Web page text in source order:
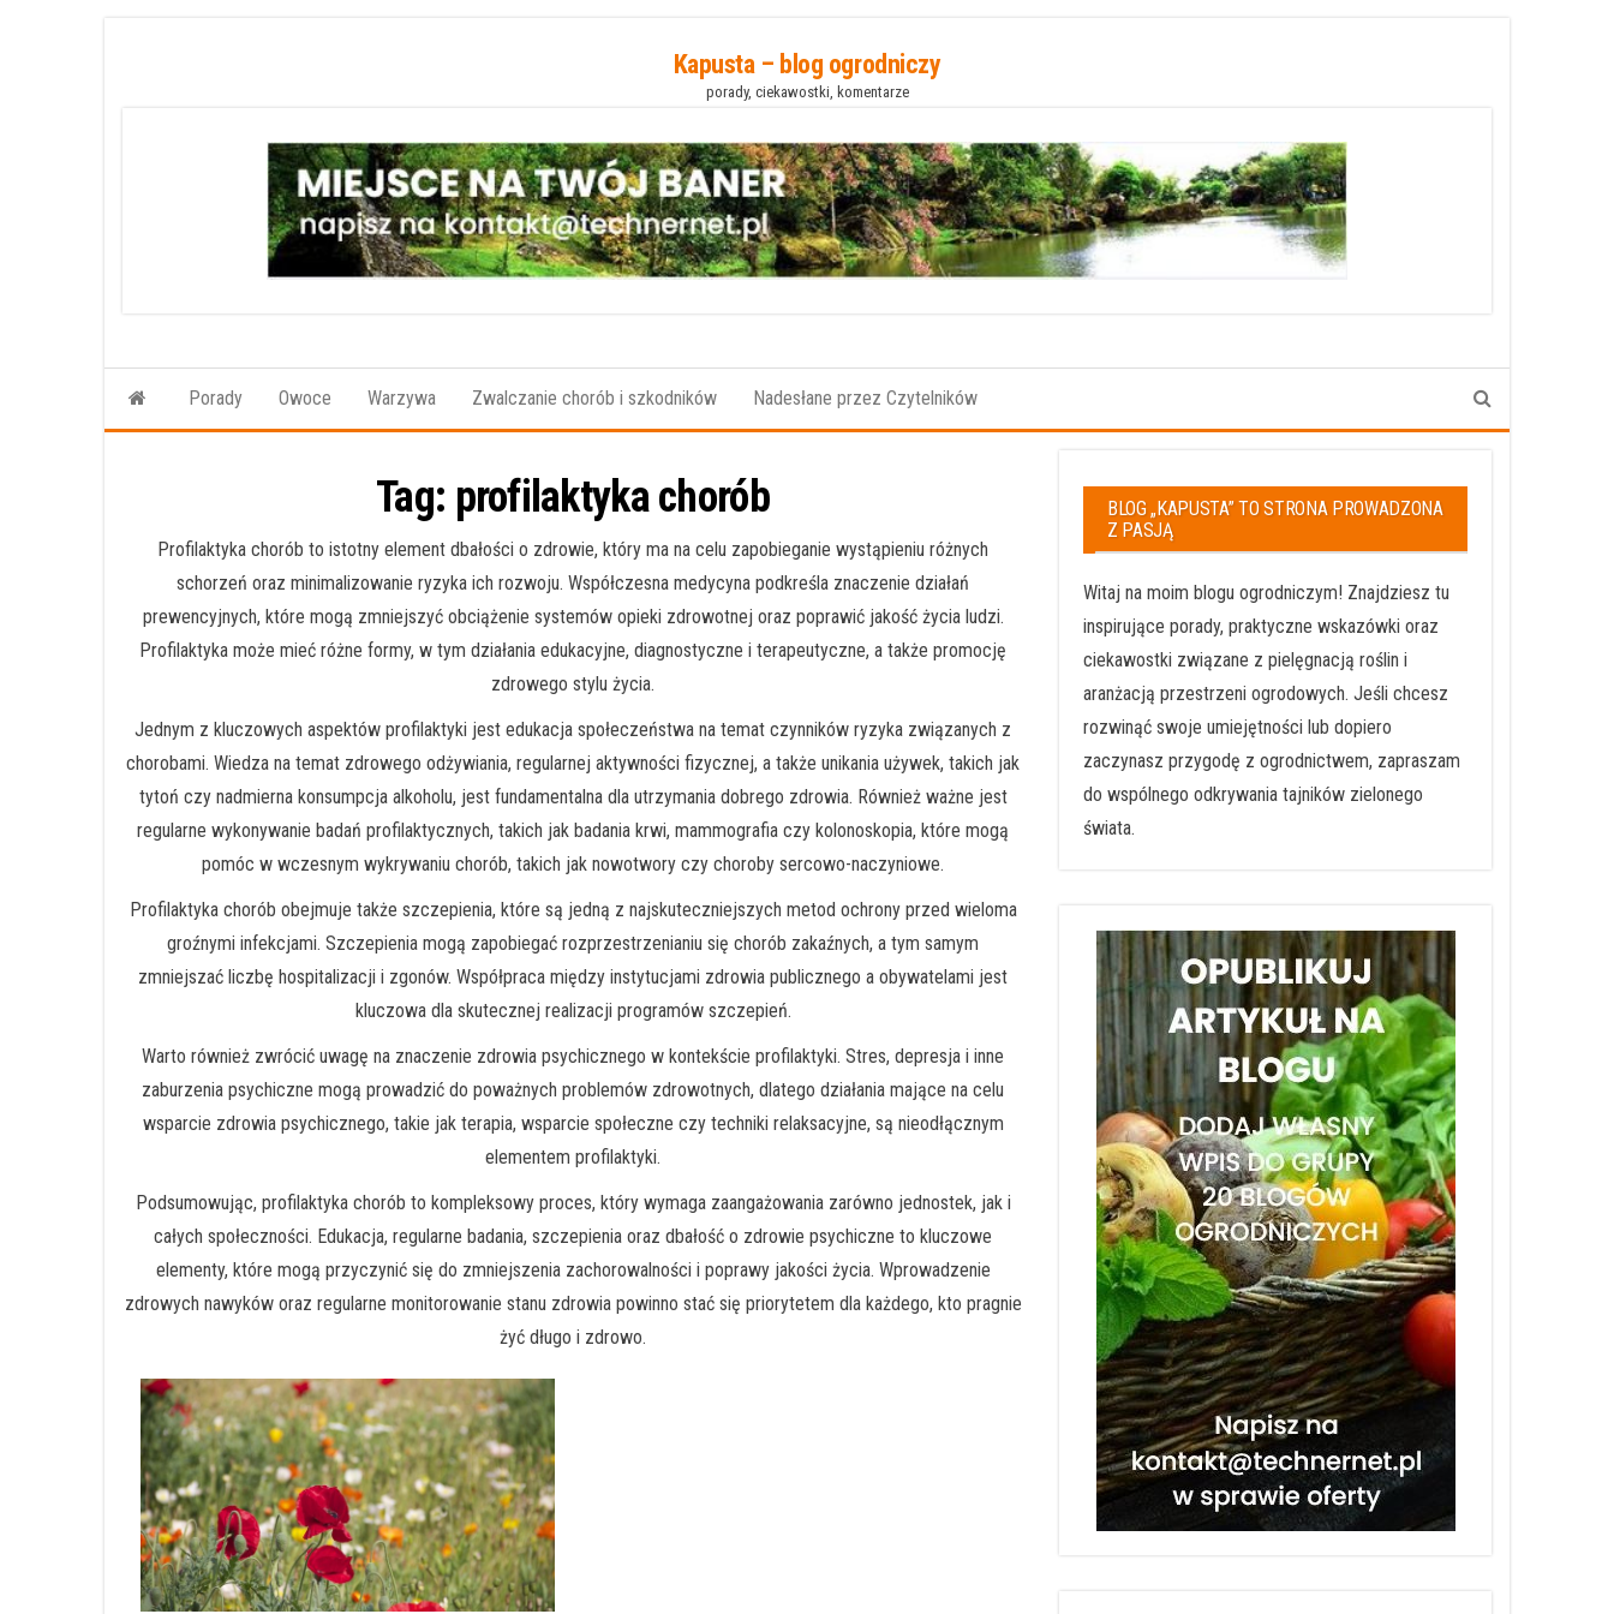
Kapusta – blog ogrodniczy
porady, ciekawostki, komentarze
Porady Owoce Warzywa Zwalczanie chorób i szkodników Nadesłane przez Czytelników
Tag: profilaktyka chorób
Profilaktyka chorób to istotny element dbałości o zdrowie, który ma na celu zapobieganie wystąpieniu różnych
schorzeń oraz minimalizowanie ryzyka ich rozwoju. Współczesna medycyna podkreśla znaczenie działań
prewencyjnych, które mogą zmniejszyć obciążenie systemów opieki zdrowotnej oraz poprawić jakość życia ludzi.
Profilaktyka może mieć różne formy, w tym działania edukacyjne, diagnostyczne i terapeutyczne, a także promocję
zdrowego stylu życia.
Jednym z kluczowych aspektów profilaktyki jest edukacja społeczeństwa na temat czynników ryzyka związanych z
chorobami. Wiedza na temat zdrowego odżywiania, regularnej aktywności fizycznej, a także unikania używek, takich jak
tytoń czy nadmierna konsumpcja alkoholu, jest fundamentalna dla utrzymania dobrego zdrowia. Również ważne jest
regularne wykonywanie badań profilaktycznych, takich jak badania krwi, mammografia czy kolonoskopia, które mogą
pomóc w wczesnym wykrywaniu chorób, takich jak nowotwory czy choroby sercowo-naczyniowe.
Profilaktyka chorób obejmuje także szczepienia, które są jedną z najskuteczniejszych metod ochrony przed wieloma
groźnymi infekcjami. Szczepienia mogą zapobiegać rozprzestrzenianiu się chorób zakaźnych, a tym samym
zmniejszać liczbę hospitalizacji i zgonów. Współpraca między instytucjami zdrowia publicznego a obywatelami jest
kluczowa dla skutecznej realizacji programów szczepień.
Warto również zwrócić uwagę na znaczenie zdrowia psychicznego w kontekście profilaktyki. Stres, depresja i inne
zaburzenia psychiczne mogą prowadzić do poważnych problemów zdrowotnych, dlatego działania mające na celu
wsparcie zdrowia psychicznego, takie jak terapia, wsparcie społeczne czy techniki relaksacyjne, są nieodłącznym
elementem profilaktyki.
Podsumowując, profilaktyka chorób to kompleksowy proces, który wymaga zaangażowania zarówno jednostek, jak i
całych społeczności. Edukacja, regularne badania, szczepienia oraz dbałość o zdrowie psychiczne to kluczowe
elementy, które mogą przyczynić się do zmniejszenia zachorowalności i poprawy jakości życia. Wprowadzenie
zdrowych nawyków oraz regularne monitorowanie stanu zdrowia powinno stać się priorytetem dla każdego, kto pragnie
żyć długo i zdrowo.
BLOG „KAPUSTA” TO STRONA PROWADZONA
Z PASJĄ
Witaj na moim blogu ogrodniczym! Znajdziesz tu
inspirujące porady, praktyczne wskazówki oraz
ciekawostki związane z pielęgnacją roślin i
aranżacją przestrzeni ogrodowych. Jeśli chcesz
rozwinąć swoje umiejętności lub dopiero
zaczynasz przygodę z ogrodnictwem, zapraszam
do wspólnego odkrywania tajników zielonego
świata.